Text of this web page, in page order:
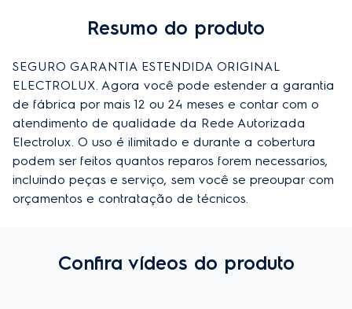
Resumo do produto
SEGURO GARANTIA ESTENDIDA ORIGINAL
ELECTROLUX. Agora você pode estender a garantia
de fábrica por mais 12 ou 24 meses e contar com o
atendimento de qualidade da Rede Autorizada
Electrolux. O uso é ilimitado e durante a cobertura
podem ser feitos quantos reparos forem necessarios,
incluindo peças e serviço, sem você se preoupar com
orçamentos e contratação de técnicos.
Confira vídeos do produto